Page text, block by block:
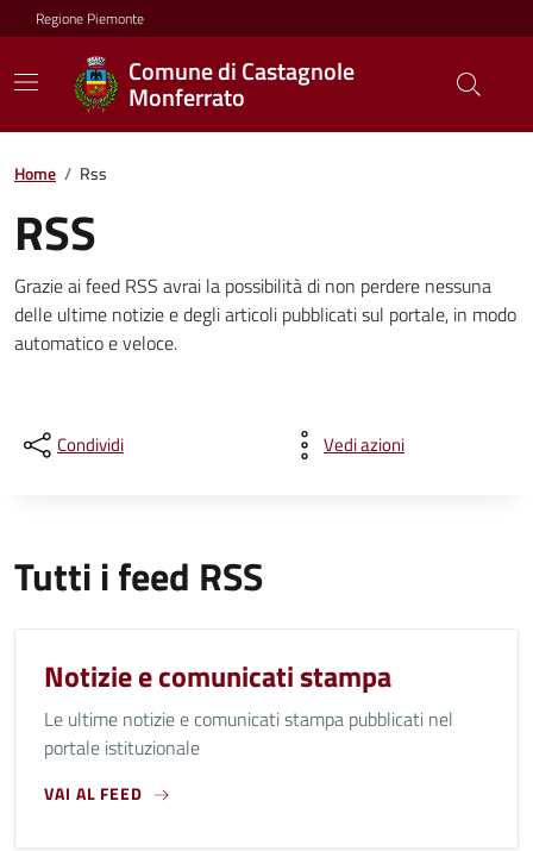
Regione Piemonte
Comune di Castagnole
Monferrato
Home / Rss
RSS
Grazie ai feed RSS avrai la possibilità di non perdere nessuna
delle ultime notizie e degli articoli pubblicati sul portale, in modo
automatico e veloce.
Condividi Vedi azioni
Tutti i feed RSS
Notizie e comunicati stampa
Le ultime notizie e comunicati stampa pubblicati nel
portale istituzionale
VAI AL FEED